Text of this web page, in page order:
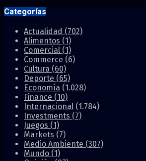
Categorías
Actualidad (702)
Alimentos (1)
Comercial (1)
Commerce (6)
Cultura (60)
Deporte (65)
Economía (1.028)
Finance (10)
Internacional (1.784)
Investments (7)
Juegos (1)
Markets (7)
Medio Ambiente (307)
Mundo (1)